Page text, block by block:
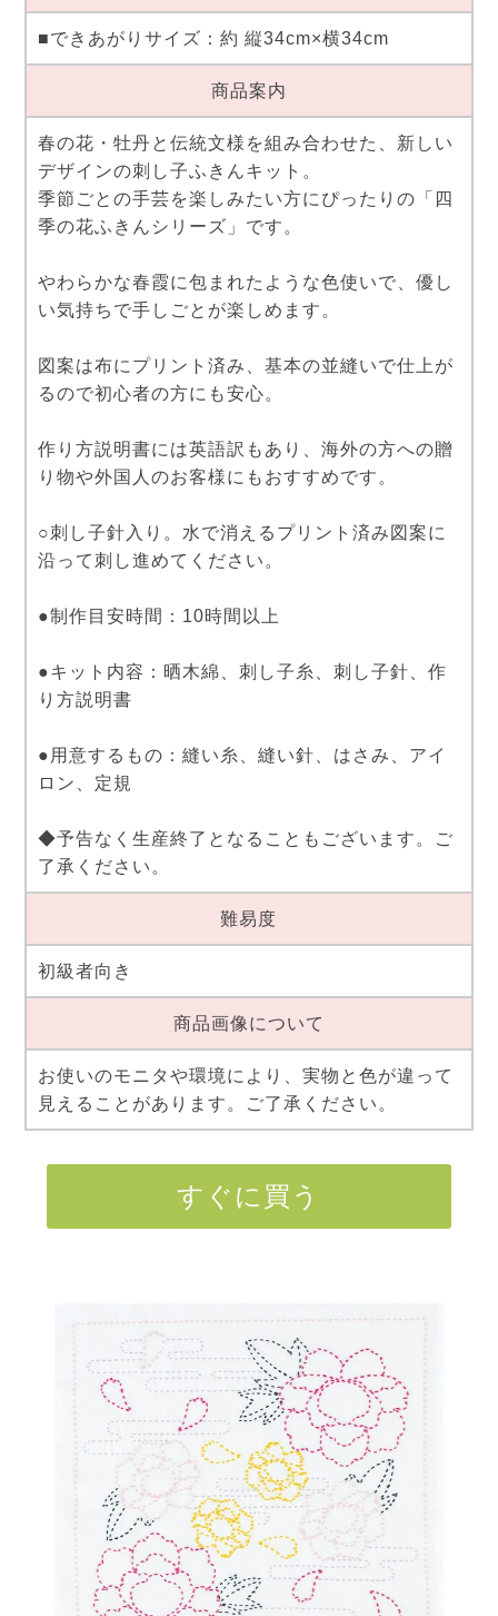
■できあがりサイズ：約 縦34cm×横34cm
商品案内
春の花・牡丹と伝統文様を組み合わせた、新しい
デザインの刺し子ふきんキット。
季節ごとの手芸を楽しみたい方にぴったりの「四
季の花ふきんシリーズ」です。
やわらかな春霞に包まれたような色使いで、優し
い気持ちで手しごとが楽しめます。
図案は布にプリント済み、基本の並縫いで仕上が
るので初心者の方にも安心。
作り方説明書には英語訳もあり、海外の方への贈
り物や外国人のお客様にもおすすめです。
○刺し子針入り。水で消えるプリント済み図案に
沿って刺し進めてください。
●制作目安時間：10時間以上
●キット内容：晒木綿、刺し子糸、刺し子針、作
り方説明書
●用意するもの：縫い糸、縫い針、はさみ、アイ
ロン、定規
◆予告なく生産終了となることもございます。ご
了承ください。
難易度
初級者向き
商品画像について
お使いのモニタや環境により、実物と色が違って
見えることがあります。ご了承ください。
すぐに買う